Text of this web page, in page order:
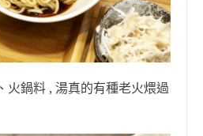
火鍋料 , 湯真的有種老火煨過